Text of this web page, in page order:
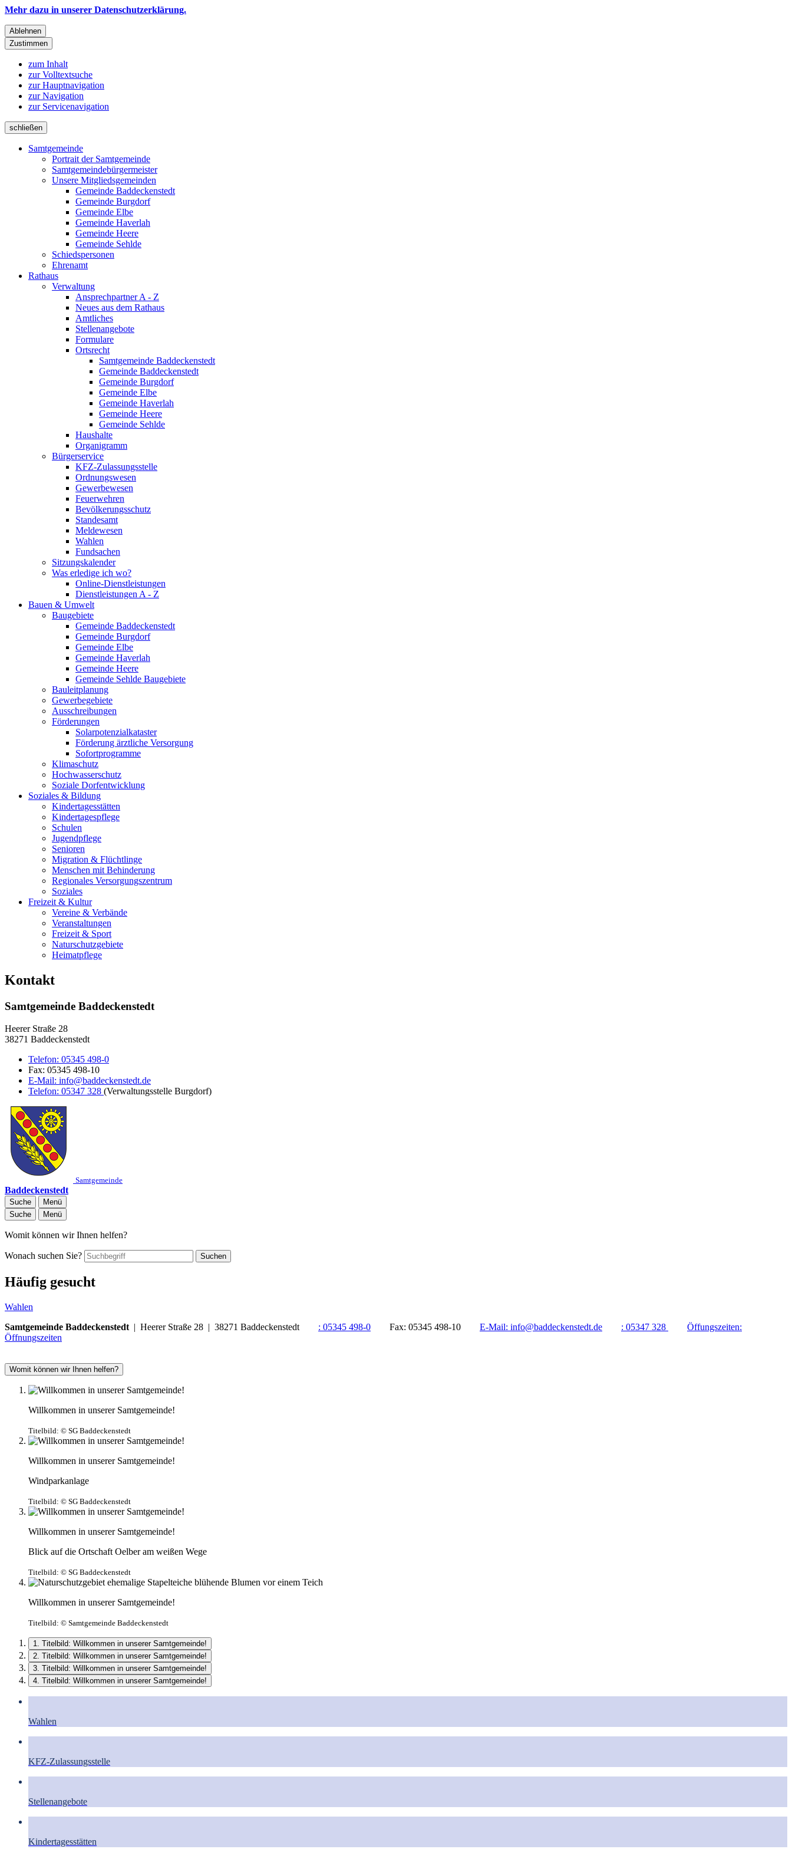
Mehr dazu in unserer Datenschutzerklärung.
Ablehnen
Zustimmen
zum Inhalt
zur Volltextsuche
zur Hauptnavigation
zur Navigation
zur Servicenavigation
schließen
Samtgemeinde
Portrait der Samtgemeinde
Samtgemeindebürgermeister
Unsere Mitgliedsgemeinden
Gemeinde Baddeckenstedt
Gemeinde Burgdorf
Gemeinde Elbe
Gemeinde Haverlah
Gemeinde Heere
Gemeinde Sehlde
Schiedspersonen
Ehrenamt
Rathaus
Verwaltung
Ansprechpartner A - Z
Neues aus dem Rathaus
Amtliches
Stellenangebote
Formulare
Ortsrecht
Samtgemeinde Baddeckenstedt
Gemeinde Baddeckenstedt
Gemeinde Burgdorf
Gemeinde Elbe
Gemeinde Haverlah
Gemeinde Heere
Gemeinde Sehlde
Haushalte
Organigramm
Bürgerservice
KFZ-Zulassungsstelle
Ordnungswesen
Gewerbewesen
Feuerwehren
Bevölkerungsschutz
Standesamt
Meldewesen
Wahlen
Fundsachen
Sitzungskalender
Was erledige ich wo?
Online-Dienstleistungen
Dienstleistungen A - Z
Bauen & Umwelt
Baugebiete
Gemeinde Baddeckenstedt
Gemeinde Burgdorf
Gemeinde Elbe
Gemeinde Haverlah
Gemeinde Heere
Gemeinde Sehlde Baugebiete
Bauleitplanung
Gewerbegebiete
Ausschreibungen
Förderungen
Solarpotenzialkataster
Förderung ärztliche Versorgung
Sofortprogramme
Klimaschutz
Hochwasserschutz
Soziale Dorfentwicklung
Soziales & Bildung
Kindertagesstätten
Kindertagespflege
Schulen
Jugendpflege
Senioren
Migration & Flüchtlinge
Menschen mit Behinderung
Regionales Versorgungszentrum
Soziales
Freizeit & Kultur
Vereine & Verbände
Veranstaltungen
Freizeit & Sport
Naturschutzgebiete
Heimatpflege
Kontakt
Samtgemeinde Baddeckenstedt
Heerer Straße 28
38271 Baddeckenstedt
Telefon: 05345 498-0
Fax: 05345 498-10
E-Mail: info@baddeckenstedt.de
Telefon: 05347 328 (Verwaltungsstelle Burgdorf)
Samtgemeinde
Baddeckenstedt
Suche
Menü
Suche
Menü
Womit können wir Ihnen helfen?
Wonach suchen Sie? Suchen
Häufig gesucht
Wahlen
Samtgemeinde Baddeckenstedt | Heerer Straße 28 | 38271 Baddeckenstedt : 05345 498-0 Fax: 05345 498-10 E-Mail: info@baddeckenstedt.de : 05347 328
Öffungszeiten:
Öffnungszeiten
Womit können wir Ihnen helfen?
Willkommen in unserer Samtgemeinde!
Titelbild: © SG Baddeckenstedt
Willkommen in unserer Samtgemeinde!
Windparkanlage
Titelbild: © SG Baddeckenstedt
Willkommen in unserer Samtgemeinde!
Blick auf die Ortschaft Oelber am weißen Wege
Titelbild: © SG Baddeckenstedt
Willkommen in unserer Samtgemeinde!
Titelbild: © Samtgemeinde Baddeckenstedt
1. Titelbild: Willkommen in unserer Samtgemeinde!
2. Titelbild: Willkommen in unserer Samtgemeinde!
3. Titelbild: Willkommen in unserer Samtgemeinde!
4. Titelbild: Willkommen in unserer Samtgemeinde!
Wahlen
KFZ-Zulassungsstelle
Stellenangebote
Kindertagesstätten